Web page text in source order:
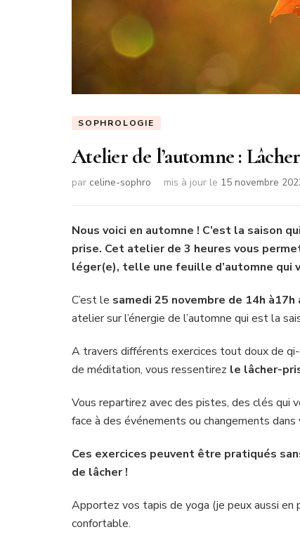
SOPHROLOGIE
Atelier de l’automne :
par celine-sophro mis à jour le 15 novembre
Nous voici en automne ! C’est la saison
prise. Cet atelier de 3 heures vous
léger(e), telle une feuille d’automne qui
C’est le samedi 25 novembre de 14h
atelier sur l’énergie de l’automne qui est la
A travers différents exercices tout doux de
de méditation, vous ressentirez le lâcher-
Vous repartirez avec des pistes, des clés qui
face à des événements ou changements
Ces exercices peuvent être pratiqués
de lâcher !
Apportez vos tapis de yoga (je peux aussi en
confortable.